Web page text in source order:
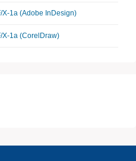
X-1a (Adobe InDesign)
X-1a (CorelDraw)